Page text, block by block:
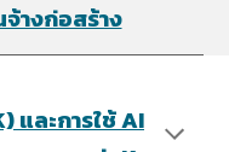
างก่อสร้าง
และการใช้ AI